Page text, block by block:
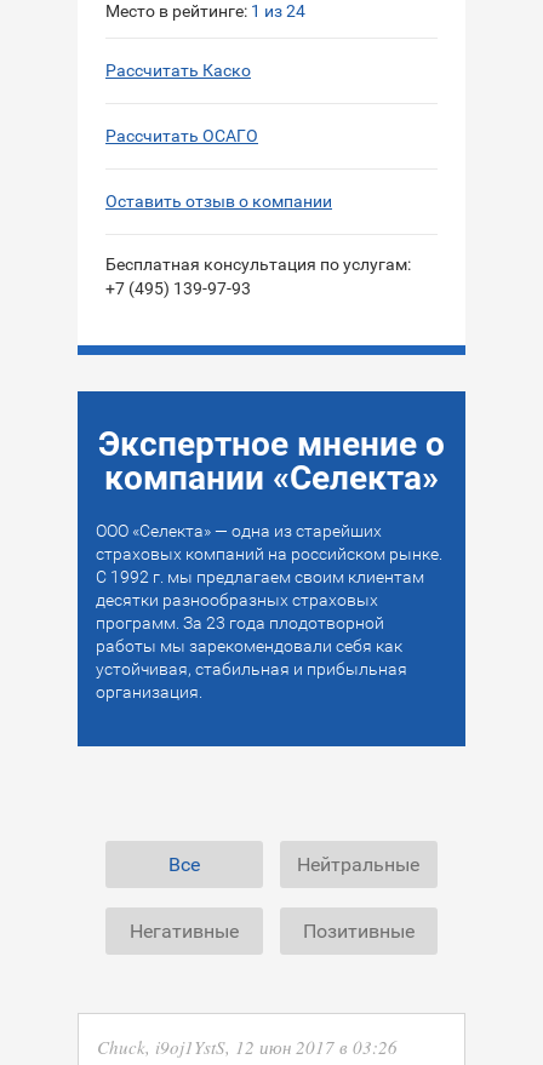
Место в рейтинге: 1 из 24
Рассчитать Каско
Рассчитать ОСАГО
Оставить отзыв о компании
Бесплатная консультация по услугам:
+7 (495) 139-97-93
Экспертное мнение о
компании «Селекта»
ООО «Селекта» — одна из старейших
страховых компаний на российском рынке.
С 1992 г. мы предлагаем своим клиентам
десятки разнообразных страховых
программ. За 23 года плодотворной
работы мы зарекомендовали себя как
устойчивая, стабильная и прибыльная
организация.
Все Нейтральные
Негативные Позитивные
Chuck, i9oj1YstS, 12 июн 2017 в 03:26